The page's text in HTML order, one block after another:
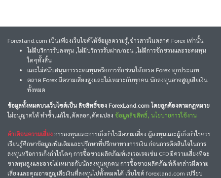
Forexland.com เป็นเพียงเว็บไซต์ให้ข้อมูลความรู้,ข่าวสารในตลาด Forex เท่านั้น
ไม่มีบริการรับลงทุน ,ไม่มีบริการรับฝาก/ถอน ,ไม่มีการชักชวนและระดมทุน
ใดๆทั้งสิ้น
และไม่สนับสนุนการระดมทุนหรือการชักชวนให้เทรด Forex ทุกประเภท
ตลาด Forex มีความเสี่ยงสูงและไม่เหมาะกับทุกคน นักลงทุนอาจสูญเสียเงิน
ทั้งหมด
ข้อมูลทั้งหมดบนเว็บไซต์เป็น ลิขสิทธิ์ของ ForexLand.com โดยถูกต้องตามกฎหมาย
ไม่อนุญาตให้ ทำซ้ำ,แก้ไข,คัดลอก,ดัดแปลง ข้อมูลลิขสิทธิ์, นโยบายการใช้งาน
คำเตือนความเสี่ยงการลงทุนและการเก็งกำไรมีความเสี่ยง ผู้ลงทุนและผู้เก็งกำไรควร
เรียนรู้ศึกษาข้อมูลเพิ่มเติมและปรึกษาที่ปรึกษาทางการเงิน ก่อนการตัดสินใจในการ
ลงทุนหรือการเก็งกำไรใดๆ การซื้อขายผลิตภัณฑ์เลเวอเรจเช่น CFD มีความเสี่ยงที่จะ
ขาดทุนสูงและอาจไม่เหมาะกับนักลงทุนทุกคน การซื้อขายผลิตภัณฑ์ดังกล่าวมีความ
เสี่ยงและคุณอาจสูญเสียเงินที่ลงทุนไปทั้งหมดได้ เว็บไซต์ forexland.com เปรียบ